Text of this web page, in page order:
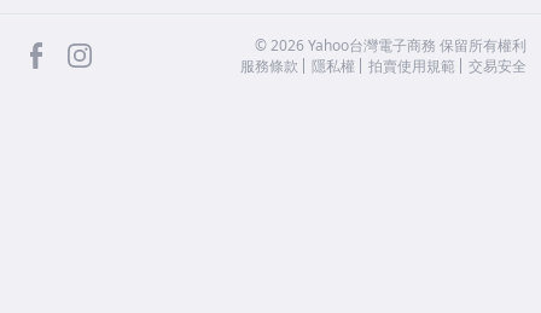
facebook ©2026 Yahoo台灣電子商務 保留所有權利
服務條款
隱私權 拍賣使用規範 交易安全